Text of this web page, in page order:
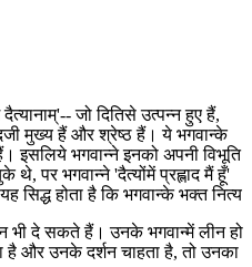
जो दितिसे उत्पन्न हुए हैं,
मुख्य हैं और श्रेष्ठ हैं। ये भगवान्के
इसलिये भगवान्ने इनको अपनी विभूति
थे, पर भगवान्ने 'दैत्योंमें प्रह्लाद मैं हूँ'
सिद्ध होता है कि भगवान्के भक्त नित्य
भी दे सकते हैं। उनके भगवान्में लीन हो
और उनके दर्शन चाहता है, तो उनका